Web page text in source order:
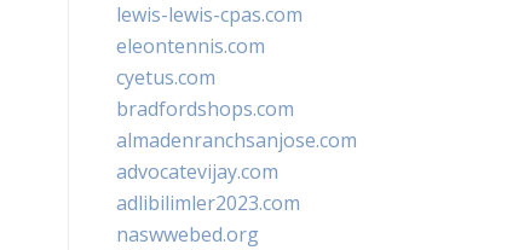
lewis-lewis-cpas.com
eleontennis.com
cyetus.com
bradfordshops.com
almadenranchsanjose.com
advocatevijay.com
adlibilimler2023.com
naswwebed.org